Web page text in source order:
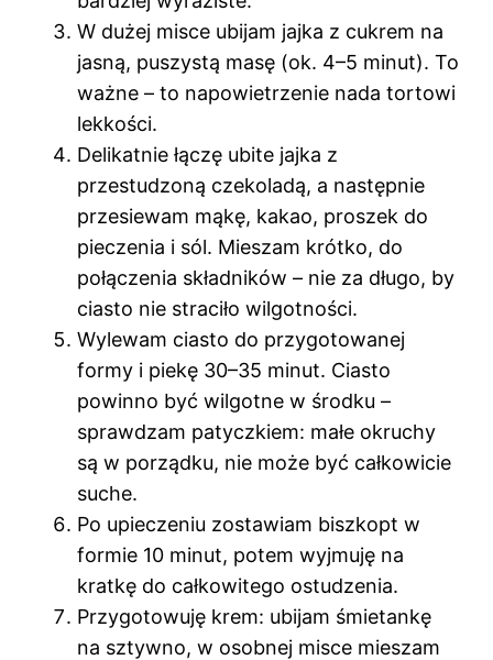
W dużej misce ubijam jajka z cukrem na
jasną, puszystą masę (ok. 4–5 minut). To
ważne – to napowietrzenie nada tortowi
lekkości.
Delikatnie łączę ubite jajka z
przestudzoną czekoladą, a następnie
przesiewam mąkę, kakao, proszek do
pieczenia i sól. Mieszam krótko, do
połączenia składników – nie za długo, by
ciasto nie straciło wilgotności.
Wylewam ciasto do przygotowanej
formy i piekę 30–35 minut. Ciasto
powinno być wilgotne w środku –
sprawdzam patyczkiem: małe okruchy
są w porządku, nie może być całkowicie
suche.
Po upieczeniu zostawiam biszkopt w
formie 10 minut, potem wyjmuję na
kratkę do całkowitego ostudzenia.
Przygotowuję krem: ubijam śmietankę
na sztywno, w osobnej misce mieszam